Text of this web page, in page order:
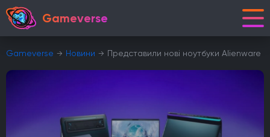
Gameverse
Gameverse Новини Представили нові ноутбуки Alienware